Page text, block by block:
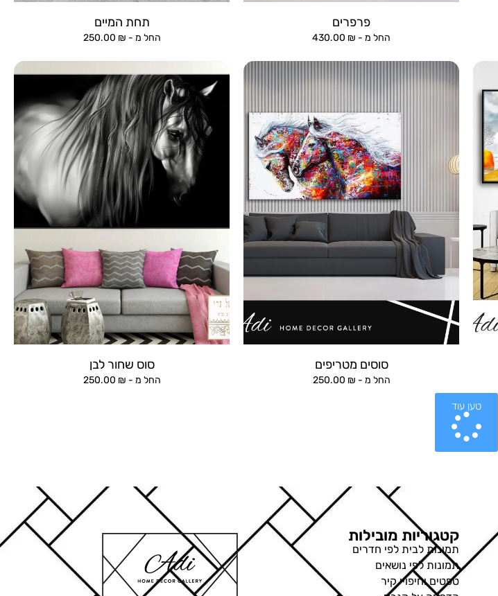
פרפרים
החל מ - 430.00 ₪
תחת המיים
החל מ - 250.00 ₪
סוסים מטריפים
החל מ - 250.00 ₪
סוס שחור לבן
החל מ - 250.00 ₪
טען עוד
קטגוריות מובילות
תמונות לבית לפי חדרים
תמונות לפי נושאים
טפטים וחיפויי קיר